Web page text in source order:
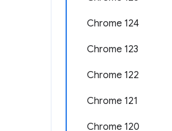
Chrome 124
Chrome 123
Chrome 122
Chrome 121
Chrome 120